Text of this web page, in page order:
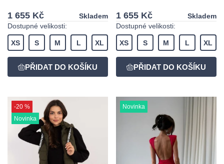
1 655 Kč
Skladem
Dostupné velikosti:
XS S M L XL
1 655 Kč
Skladem
Dostupné velikosti:
XS S M L XL
-20 %
Novinka
Novinka